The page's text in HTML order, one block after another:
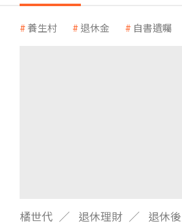
養生村 退休金 自書遺囑
橘世代 退休理財 退休